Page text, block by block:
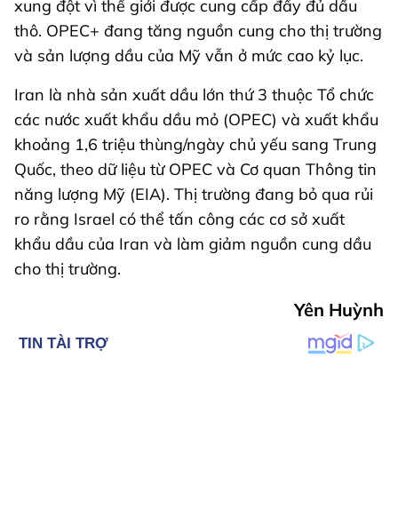
xung đột vì thế giới được cung cấp đẩy đủ dầu
thô. OPEC+ đang tăng nguồn cung cho thị trường
và sản lượng dầu của Mỹ vẫn ở mức cao kỷ lục.
Iran là nhà sản xuất dầu lớn thứ 3 thuộc Tổ chức
các nước xuất khẩu dầu mỏ (OPEC) và xuất khẩu
khoảng 1,6 triệu thùng/ngày chủ yếu sang Trung
Quốc, theo dữ liệu từ OPEC và Cơ quan Thông tin
năng lượng Mỹ (EIA). Thị trường đang bỏ qua rủi
ro rằng Israel có thể tấn công các cơ sở xuất
khẩu dầu của Iran và làm giảm nguồn cung dầu
cho thị trường.
Yên Huỳnh